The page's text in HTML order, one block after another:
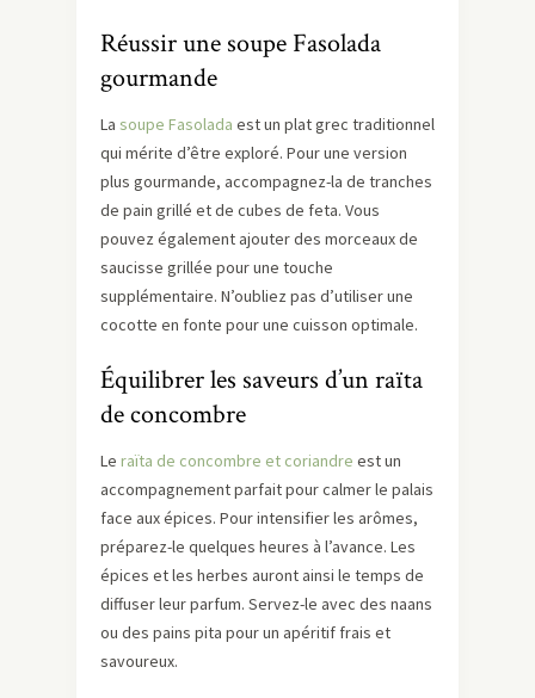
Réussir une soupe Fasolada
gourmande
La soupe Fasolada est un plat grec traditionnel
qui mérite d’être exploré. Pour une version
plus gourmande, accompagnez-la de tranches
de pain grillé et de cubes de feta. Vous
pouvez également ajouter des morceaux de
saucisse grillée pour une touche
supplémentaire. N’oubliez pas d’utiliser une
cocotte en fonte pour une cuisson optimale.
Équilibrer les saveurs d’un raïta
de concombre
Le raïta de concombre et coriandre est un
accompagnement parfait pour calmer le palais
face aux épices. Pour intensifier les arômes,
préparez-le quelques heures à l’avance. Les
épices et les herbes auront ainsi le temps de
diffuser leur parfum. Servez-le avec des naans
ou des pains pita pour un apéritif frais et
savoureux.